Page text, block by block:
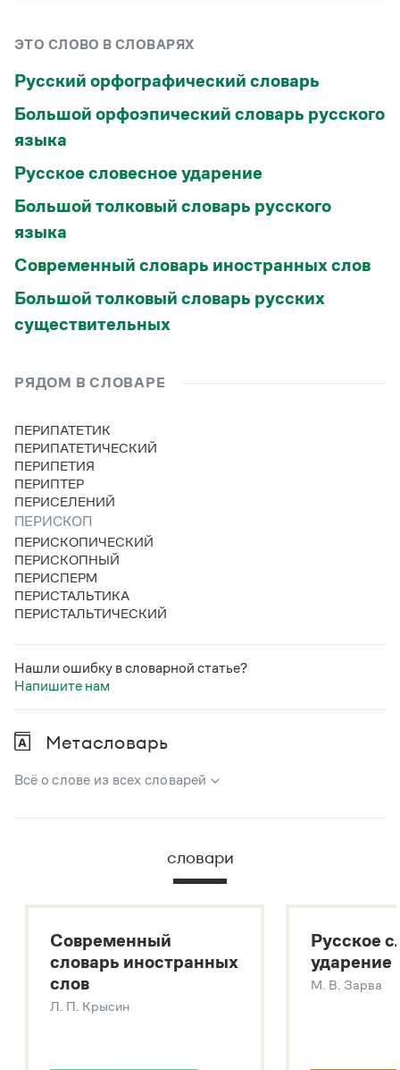
Все книги
ЭТО СЛОВО В СЛОВАРЯХ
Русский орфографический словарь
Большой орфоэпический словарь русского
языка
Русское словесное ударение
Большой толковый словарь русского
языка
Современный словарь иностранных слов
Большой толковый словарь русских
существительных
РЯДОМ В СЛОВАРЕ
ПЕРИПАТЕТИК
ПЕРИПАТЕТИЧЕСКИЙ
ПЕРИПЕТИЯ
ПЕРИПТЕР
ПЕРИСЕЛЕНИЙ
ПЕРИСКОП
ПЕРИСКОПИЧЕСКИЙ
ПЕРИСКОПНЫЙ
ПЕРИСПЕРМ
ПЕРИСТАЛЬТИКА
ПЕРИСТАЛЬТИЧЕСКИЙ
Нашли ошибку в словарной статье?
Напишите нам
Метасловарь
Всё о слове из всех словарей
В метасловаре Грамоты в удобном виде собрана вся
Русский орфографический словарь
Большой толковый словарь русских глаголов
Современный словарь иностранных слов
Звук – технология синтеза платформы
SaluteSpeech
словари
Современный
словарь иностранных
слов
Л. П. Крысин
Русское
ударение
М. В. Зарва